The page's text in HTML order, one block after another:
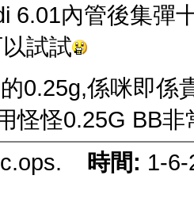
6.01內管後集彈
試試
0.25g,係咪即係
怪怪0.25G BB
時間: 1-